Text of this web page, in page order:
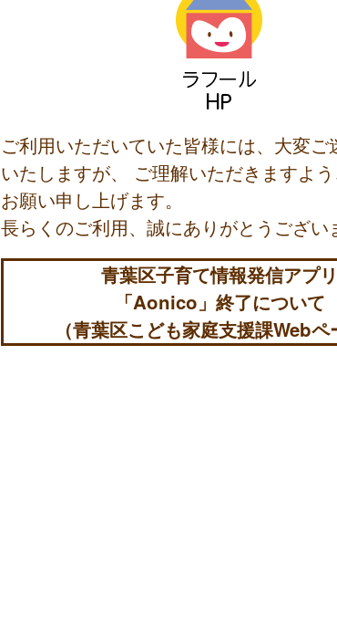
ご利用いただいていた皆様には、大変ご
いたしますが、 ご理解いただきますよう
お願い申し上げます。
長らくのご利用、誠にありがとうござい
青葉区子育て情報発信アプリ
「Aonico」終了について
（青葉区こども家庭支援課Webペ